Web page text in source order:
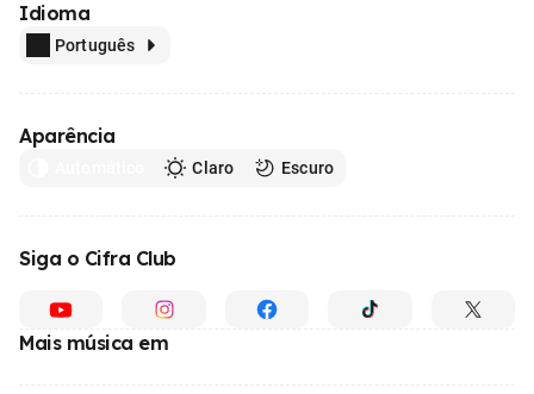
Idioma
Português
Aparência
Claro Escuro
Siga o Cifra Club
Mais música em